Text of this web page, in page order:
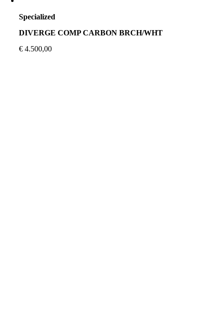
Specialized
DIVERGE COMP CARBON BRCH/WHT
€ 4.500,00